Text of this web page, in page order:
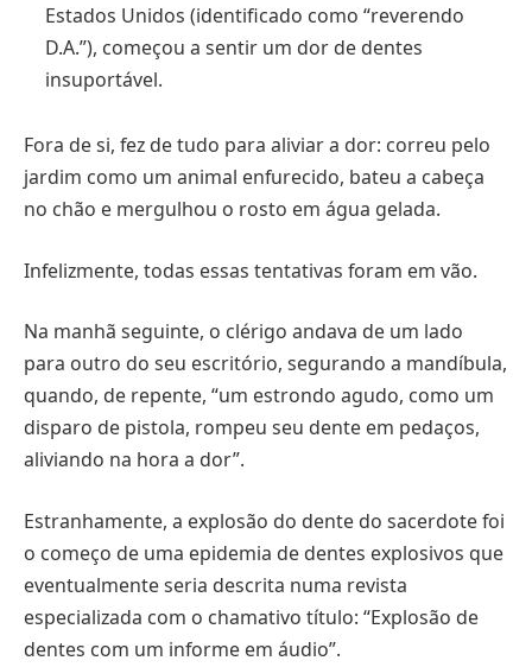
Estados Unidos (identificado como “reverendo
D.A.”), começou a sentir um dor de dentes
insuportável.
Fora de si, fez de tudo para aliviar a dor: correu pelo
jardim como um animal enfurecido, bateu a cabeça
no chão e mergulhou o rosto em água gelada.
Infelizmente, todas essas tentativas foram em vão.
Na manhã seguinte, o clérigo andava de um lado
para outro do seu escritório, segurando a mandíbula,
quando, de repente, “um estrondo agudo, como um
disparo de pistola, rompeu seu dente em pedaços,
aliviando na hora a dor”.
Estranhamente, a explosão do dente do sacerdote foi
o começo de uma epidemia de dentes explosivos que
eventualmente seria descrita numa revista
especializada com o chamativo título: “Explosão de
dentes com um informe em áudio”.